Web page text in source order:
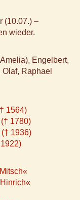
(10.07.) –
wieder.
Engelbert,
Raphael
1564)
1780)
1936)